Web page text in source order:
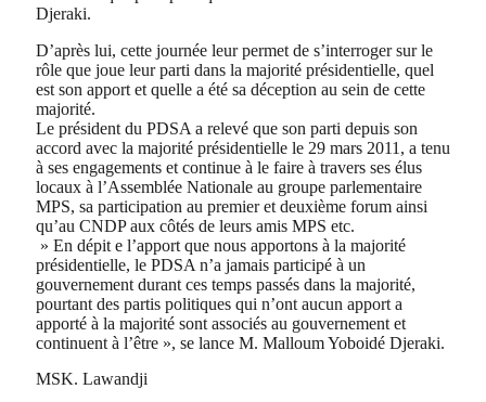
Djeraki.
D’après lui, cette journée leur permet de s’interroger sur le
rôle que joue leur parti dans la majorité présidentielle, quel
est son apport et quelle a été sa déception au sein de cette
majorité.
Le président du PDSA a relevé que son parti depuis son
accord avec la majorité présidentielle le 29 mars 2011, a tenu
à ses engagements et continue à le faire à travers ses élus
locaux à l’Assemblée Nationale au groupe parlementaire
MPS, sa participation au premier et deuxième forum ainsi
qu’au CNDP aux côtés de leurs amis MPS etc.
» En dépit e l’apport que nous apportons à la majorité
présidentielle, le PDSA n’a jamais participé à un
gouvernement durant ces temps passés dans la majorité,
pourtant des partis politiques qui n’ont aucun apport a
apporté à la majorité sont associés au gouvernement et
continuent à l’être », se lance M. Malloum Yoboidé Djeraki.
MSK. Lawandji